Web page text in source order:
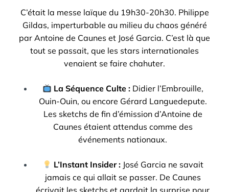
C’était la messe laïque du 19h30-20h30. Philippe
Gildas, imperturbable au milieu du chaos généré
par Antoine de Caunes et José Garcia. C’est là que
tout se passait, que les stars internationales
venaient se faire chahuter.
La Séquence Culte :Didier l’Embrouille,
Ouin-Ouin, ou encore Gérard Languedepute.
Les sketchs de fin d’émission d’Antoine de
Caunes étaient attendus comme des
événements nationaux.
L’Instant Insider :José Garcia ne savait
jamais ce qui allait se passer. De Caunes
écrivait les sketchs et gardait la surprise pour